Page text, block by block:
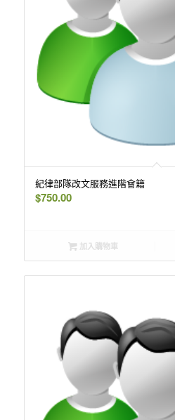
紀律部隊改文服務進階會籍
$750.00
加入購物車